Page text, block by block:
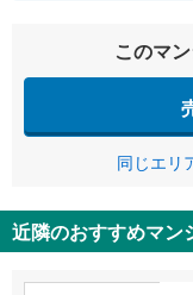
このマ
同じエリ
近隣のおすすめマン